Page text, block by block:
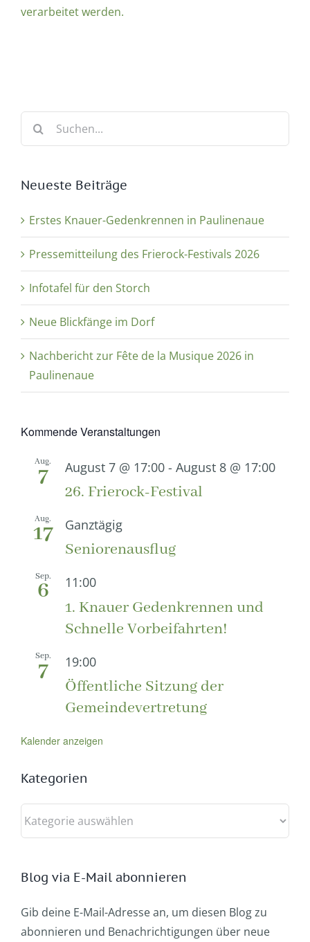
verarbeitet werden.
Suche
Neueste Beiträge
Erstes Knauer-Gedenkrennen in Paulinenaue
Pressemitteilung des Frierock-Festivals 2026
Infotafel für den Storch
Neue Blickfänge im Dorf
Nachbericht zur Fête de la Musique 2026 in
Paulinenaue
Kommende Veranstaltungen
Aug.
7 August 7 @ 17:00 - August 8 @ 17:00
26. Frierock-Festival
Aug.
17 Ganztägig
Seniorenausflug
Sep.
6 11:00
1. Knauer Gedenkrennen und
Schnelle Vorbeifahrten!
Sep.
7 19:00
Öffentliche Sitzung der
Gemeindevertretung
Kalender anzeigen
Kategorien
Kategorien
Blog via E-Mail abonnieren
Gib deine E-Mail-Adresse an, um diesen Blog zu
abonnieren und Benachrichtigungen über neue